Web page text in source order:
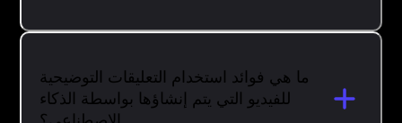
ما هي فوائد استخدام التعليقات التوضيحية
للفيديو التي يتم إنشاؤها بواسطة الذكاء